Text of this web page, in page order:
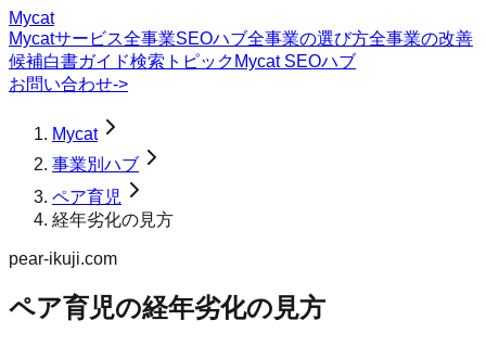
Mycat
Mycatサービス全事業SEOハブ全事業の選び方全事業の改善
候補白書ガイド検索トピック Mycat SEOハブ
お問い合わせ->
Mycat
事業別ハブ
ペア育児
経年劣化の見方
pear-ikuji.com
ペア育児の経年劣化の見方